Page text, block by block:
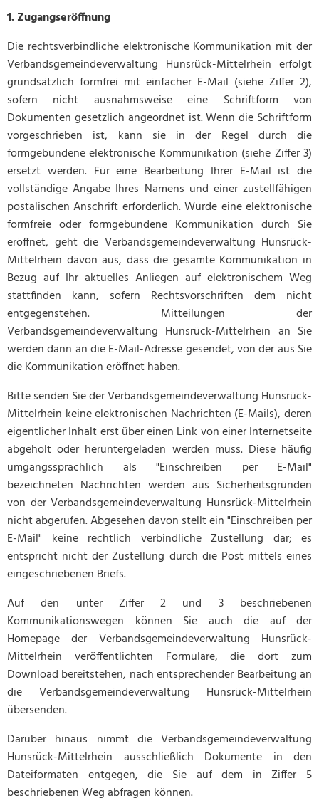
Online-
Notdienst/
1. Zugangseröffnung
Die rechtsverbindliche elektronische Kommunikation mit der
Verbandsgemeindeverwaltung Hunsrück-Mittelrhein erfolgt
grundsätzlich formfrei mit einfacher E-Mail (siehe Ziffer 2),
sofern nicht ausnahmsweise eine Schriftform von
Dokumenten gesetzlich angeordnet ist. Wenn die Schriftform
vorgeschrieben ist, kann sie in der Regel durch die
formgebundene elektronische Kommunikation (siehe Ziffer 3)
ersetzt werden. Für eine Bearbeitung Ihrer E-Mail ist die
vollständige Angabe Ihres Namens und einer zustellfähigen
postalischen Anschrift erforderlich. Wurde eine elektronische
formfreie oder formgebundene Kommunikation durch Sie
eröffnet, geht die Verbandsgemeindeverwaltung Hunsrück-
Mittelrhein davon aus, dass die gesamte Kommunikation in
Bezug auf Ihr aktuelles Anliegen auf elektronischem Weg
stattfinden kann, sofern Rechtsvorschriften dem nicht
entgegenstehen. Mitteilungen der
Verbandsgemeindeverwaltung Hunsrück-Mittelrhein an Sie
werden dann an die E-Mail-Adresse gesendet, von der aus Sie
die Kommunikation eröffnet haben.
Bitte senden Sie der Verbandsgemeindeverwaltung Hunsrück-
Mittelrhein keine elektronischen Nachrichten (E-Mails), deren
eigentlicher Inhalt erst über einen Link von einer Internetseite
abgeholt oder heruntergeladen werden muss. Diese häufig
umgangssprachlich als "Einschreiben per E-Mail"
bezeichneten Nachrichten werden aus Sicherheitsgründen
von der Verbandsgemeindeverwaltung Hunsrück-Mittelrhein
nicht abgerufen. Abgesehen davon stellt ein "Einschreiben per
E-Mail" keine rechtlich verbindliche Zustellung dar; es
entspricht nicht der Zustellung durch die Post mittels eines
eingeschriebenen Briefs.
Auf den unter Ziffer 2 und 3 beschriebenen
Kommunikationswegen können Sie auch die auf der
Homepage der Verbandsgemeindeverwaltung Hunsrück-
Mittelrhein veröffentlichten Formulare, die dort zum
Download bereitstehen, nach entsprechender Bearbeitung an
die Verbandsgemeindeverwaltung Hunsrück-Mittelrhein
übersenden.
Darüber hinaus nimmt die Verbandsgemeindeverwaltung
Hunsrück-Mittelrhein ausschließlich Dokumente in den
Dateiformaten entgegen, die Sie auf dem in Ziffer 5
beschriebenen Weg abfragen können.